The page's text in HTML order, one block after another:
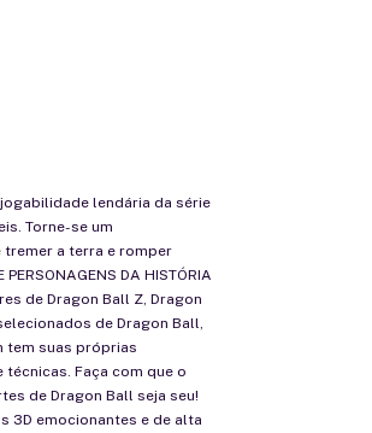
jogabilidade lendária da série
Torne-se um
tremer a terra e romper
DA HISTÓRIA
de Dragon Ball Z, Dragon
de Dragon Ball,
tem suas próprias
Faça com que o
de Dragon Ball seja seu!
3D emocionantes e de alta